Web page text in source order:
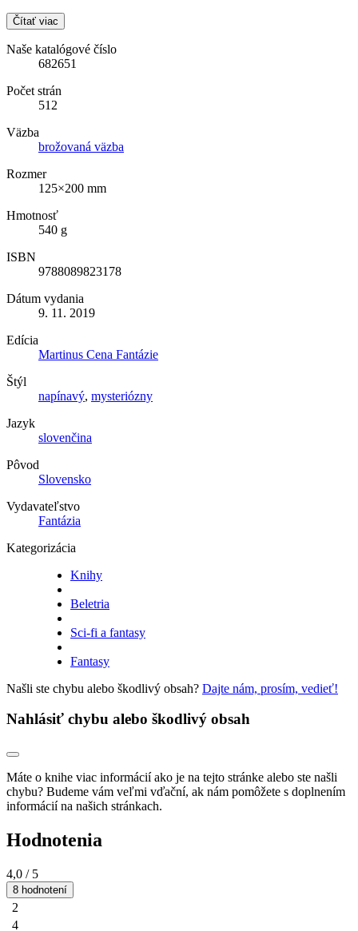
Čítať viac
Naše katalógové číslo
682651
Počet strán
512
Väzba
brožovaná väzba
Rozmer
125×200 mm
Hmotnosť
540 g
ISBN
9788089823178
Dátum vydania
9. 11. 2019
Edícia
Martinus Cena Fantázie
Štýl
napínavý, mysteriózny
Jazyk
slovenčina
Pôvod
Slovensko
Vydavateľstvo
Fantázia
Kategorizácia
Knihy
Beletria
Sci-fi a fantasy
Fantasy
Našli ste chybu alebo škodlivý obsah? Dajte nám, prosím, vedieť!
Nahlásiť chybu alebo škodlivý obsah
Máte o knihe viac informácií ako je na tejto stránke alebo ste našli
chybu? Budeme vám veľmi vďační, ak nám pomôžete s doplnením
informácií na našich stránkach.
Hodnotenia
4,0 / 5
8 hodnotení
2
4